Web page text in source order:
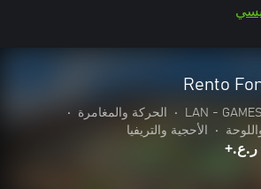
Rento
LAN -
• الحركة والمغامرة
•
• الأحجية والتريفيا